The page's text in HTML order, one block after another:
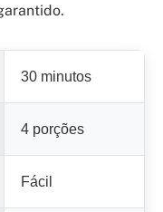
30 minutos
4 porções
Fácil